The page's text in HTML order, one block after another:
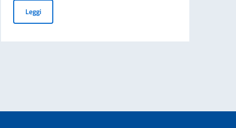
ANALISTA DI MERCATO con contratto di lavoro a tempo determinato
LeggiCESSAZIONE DELLA VALIDITÀ DELLA CARTA D'IDENTITÀ